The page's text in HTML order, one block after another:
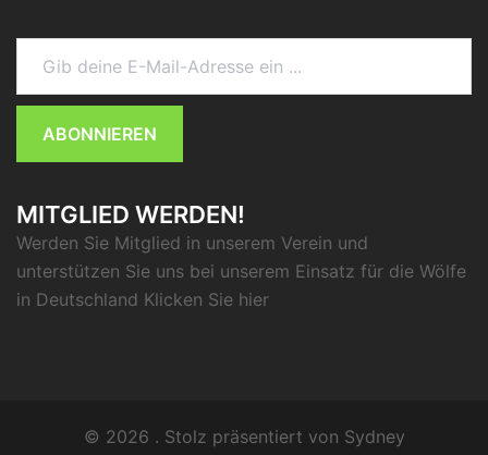
Gib deine E-Mail-Adresse ein ...
ABONNIEREN
MITGLIED WERDEN!
Werden Sie Mitglied in unserem Verein und
unterstützen Sie uns bei unserem Einsatz für die Wölfe
in Deutschland Klicken Sie hier
© 2026 . Stolz präsentiert von Sydney